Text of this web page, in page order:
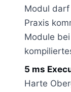
Modul darf
Praxis
Module
5 ms
Harte